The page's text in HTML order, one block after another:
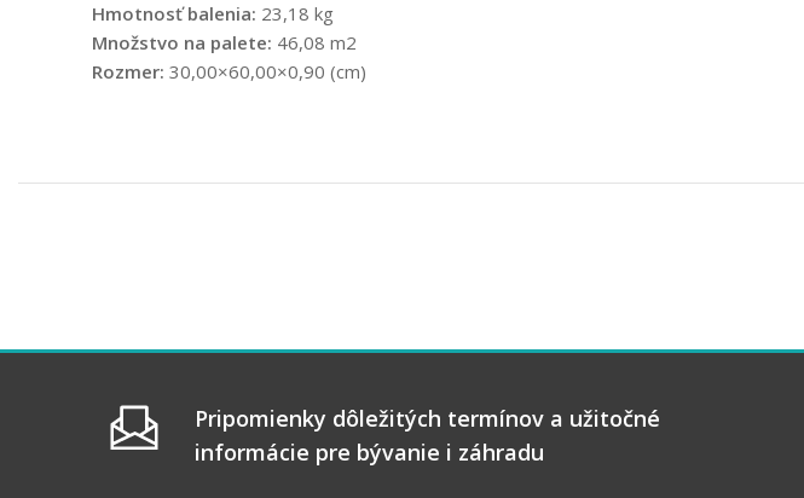
Hmotnosť balenia: 23,18 kg
Množstvo na palete: 46,08 m2
Rozmer: 30,00×60,00×0,90 (cm)
Pripomienky dôležitých termínov a užitočné
informácie pre bývanie i záhradu